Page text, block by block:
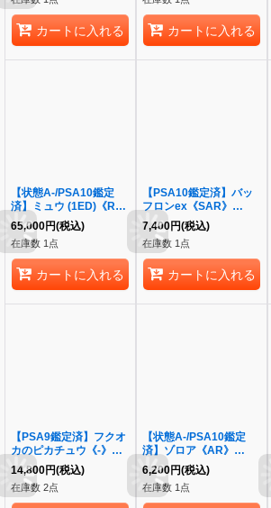
カートに入れる カートに入れる
【状態A-/PSA10鑑定
済】ミュウ (1ED)《R》
{027/078}[-]
65,000円(税込)
在庫数 1点
カートに入れる
【PSA10鑑定済】バッ
フロンex《SAR》
{172/086}[-]
7,400円(税込)
在庫数 1点
カートに入れる
【PSA9鑑定済】フクオ
カのピカチュウ《-》
{289/SV-P}[-]
14,800円(税込)
在庫数 2点
【状態A-/PSA10鑑定
済】ゾロア《AR》
{072/064}[-]
6,200円(税込)
在庫数 1点